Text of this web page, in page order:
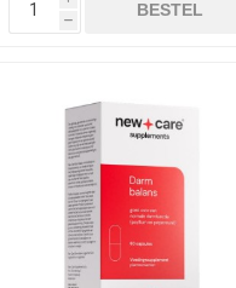
h
BESTEL